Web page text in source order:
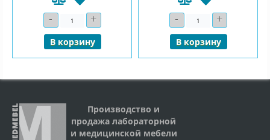
- Количество+
В корзину
- Количество+
В корзину
Производство и
продажа лабораторной
и медицинской мебели